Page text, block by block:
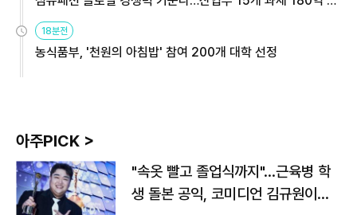
원
18분전
농식품부, '천원의 아침밥' 참여 200개 대학 선정
아주PICK >
"속옷 빨고 졸업식까지"…근육병 학
생 돌본 공익, 코미디언 김규원이었